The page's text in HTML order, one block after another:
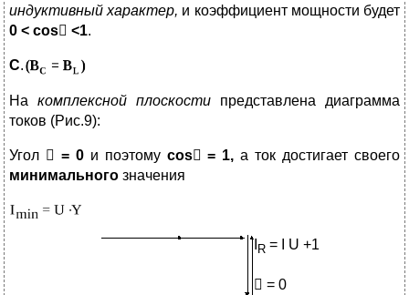
индуктивный характер, и коэффициент мощности будет
0 < cos <1.
C.
На комплексной плоскости представлена диаграмма
токов (Рис.9):
Угол  = 0и поэтому cos = 1,а ток достигает своего
минимального значения
R = I U +1
 = 0